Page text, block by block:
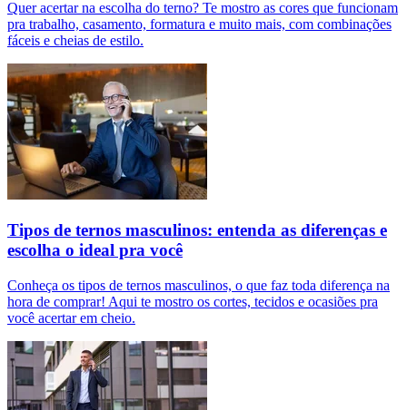
Quer acertar na escolha do terno? Te mostro as cores que funcionam
pra trabalho, casamento, formatura e muito mais, com combinações
fáceis e cheias de estilo.
Tipos de ternos masculinos: entenda as diferenças e
escolha o ideal pra você
Conheça os tipos de ternos masculinos, o que faz toda diferença na
hora de comprar! Aqui te mostro os cortes, tecidos e ocasiões pra
você acertar em cheio.